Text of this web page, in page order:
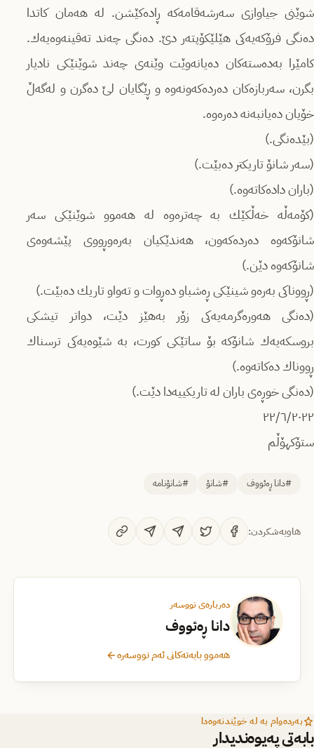
شوێنی جیاوازی سەرشەقامەکە ڕادەکێشن. لە هەمان کاتدا
ده‌نگی فرۆکه‌یه‌کی هێلێکۆپته‌ر دێ. دەنگی چەند تەقینەوەیەك.
کامێرا بەدەستەکان دەیانەوێت وێنەی چەند شوێنێکی نادیار
بگرن، سەربازەکان دەردەکەونەوە و ڕێگایان لێ دەگرن و لەگەڵ
خۆیان دەیانبەنە دەرەوە.
(بێدەنگی.)
(سەر شانۆ تاریکتر دەبێت.)
(باران دادەکاتەوە.)
(کۆمه‌ڵه‌ خه‌ڵکێك بە چەترەوە لە هەموو شوێنێکی سەر
شانۆکەوە دەردەکەون، هەندێکیان بەرەوڕووی پێشەوەی
شانۆکەوە دێن.)
(ڕووناکی بەرەو شینێکی ڕەشباو دەڕوات و تەواو تاریك دەبێت.)
(دەنگی هەورەگرمەیەکی زۆر بەهێز دێت، دواتر تیشکی
بروسکەیەك شانۆکە بۆ ساتێکی کورت، بە شێوەیەکی ترسناك
ڕووناك دەکاتەوە.)
(دەنگی خوڕەی باران لە تاریکییەدا دێت.)
٢٢/٦/٢٠٢٢
ستۆکهۆڵم
#دانا ڕەئووف #شانۆ #شانۆنامە
هاوبەشکردن:
دەربارەی نووسەر
دانا ڕەئووف
هەموو بابەتەکانی ئەم نووسەرە
بەردەوام بە لە خوێندنەوەدا
بابەتی پەیوەندیدار